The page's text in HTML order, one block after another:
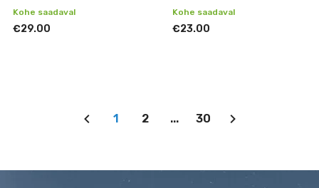
Kohe saadaval
€29.00
Kohe saadaval
€23.00
1 2 ... 30